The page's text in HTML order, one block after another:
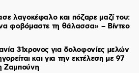
λαγοκέφαλο και πόζαρε μαζί του:
φοβόμαστε τη θάλασσα» – Βίντεο
31χρονος για δολοφονίες μελών
και για την εκτέλεση με 97
Ζαμπούνη